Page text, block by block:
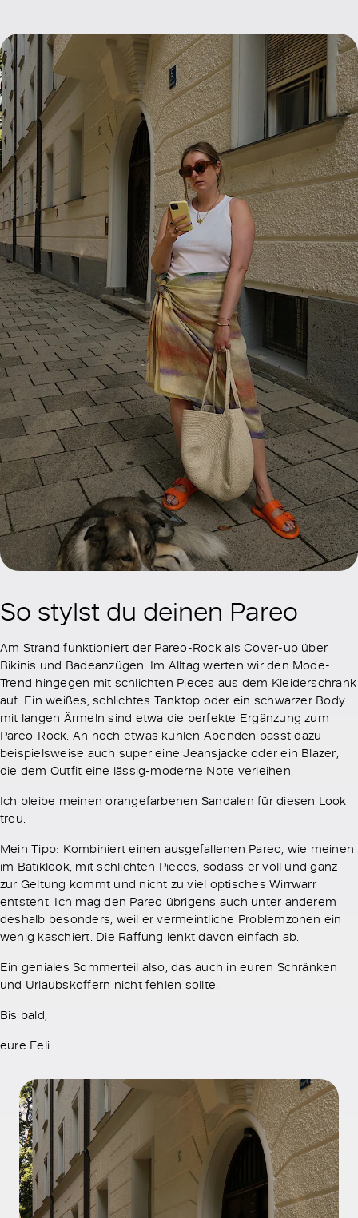
So stylst du deinen Pareo
Am Strand funktioniert der Pareo-Rock als Cover-up über
Bikinis und Badeanzügen. Im Alltag werten wir den Mode-
Trend hingegen mit schlichten Pieces aus dem Kleiderschrank
auf. Ein weißes, schlichtes Tanktop oder ein schwarzer Body
mit langen Ärmeln sind etwa die perfekte Ergänzung zum
Pareo-Rock. An noch etwas kühlen Abenden passt dazu
beispielsweise auch super eine Jeansjacke oder ein Blazer,
die dem Outfit eine lässig-moderne Note verleihen.
Ich bleibe meinen orangefarbenen Sandalen für diesen Look
treu.
Mein Tipp: Kombiniert einen ausgefallenen Pareo, wie meinen
im Batiklook, mit schlichten Pieces, sodass er voll und ganz
zur Geltung kommt und nicht zu viel optisches Wirrwarr
entsteht. Ich mag den Pareo übrigens auch unter anderem
deshalb besonders, weil er vermeintliche Problemzonen ein
wenig kaschiert. Die Raffung lenkt davon einfach ab.
Ein geniales Sommerteil also, das auch in euren Schränken
und Urlaubskoffern nicht fehlen sollte.
Bis bald,
eure Feli